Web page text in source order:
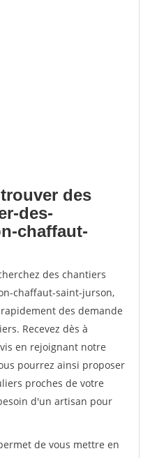
des
des-
chaffaut-
des chantiers
chaffaut-saint-jurson,
des demande
Recevez dès à
en rejoignant notre
pourrez ainsi proposer
proches de votre
d'un artisan pour
de vous mettre en